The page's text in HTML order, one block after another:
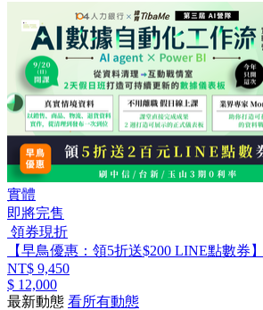
實體
即將完售
領券現折
【早鳥優惠：領5折送$200 LINE點數
NT$ 9,450
$ 12,000
最新動態 看所有動態